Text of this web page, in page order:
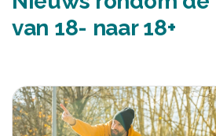
van 18- naar 18+